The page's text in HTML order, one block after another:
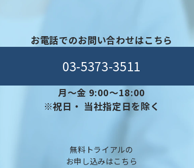
お電話でのお問い合わせはこちら
03-5373-3511
月〜金 9:00～18:00
※祝日・ 当社指定日を除く
無料トライアルの
お申し込みはこちら